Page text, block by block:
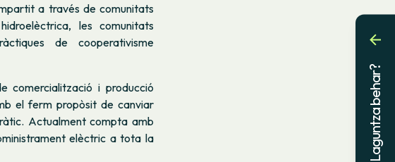
a través de comunitats
les comunitats
de cooperativisme
comercialització i producció
el ferm propòsit de canviar
Actualment compta amb
elèctric a tota la
Laguntza behar?